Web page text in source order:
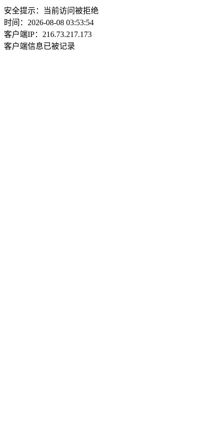
安全提示：当前访问被拒绝
时间：2026-08-08 03:53:54
客户端IP：216.73.217.173
客户端信息已被记录